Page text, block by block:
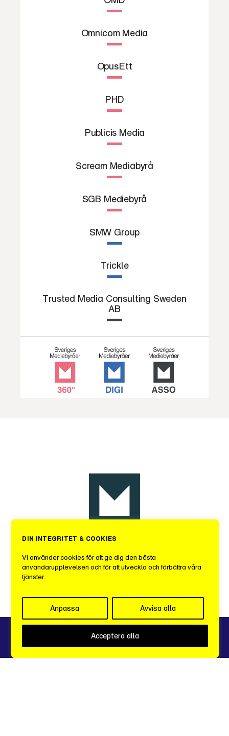
DIN INTEGRITET & COOKIES
Vi använder cookies för att ge dig den bästa
användarupplevelsen och för att utveckla och förbättra våra
tjänster.
Anpassa Avvisa alla
Acceptera alla
grafer excel arkiv logga in
Omnicom Media
OpusEtt
PHD
Publicis Media
Scream Mediabyrå
SGB Mediebyrå
SMW Group
Trickle
Trusted Media Consulting Sweden
AB
Sveriges Mediebyråer
111 22 STOCKHOLM
Integritetspolicy
info@sverigesmediebyraer.se